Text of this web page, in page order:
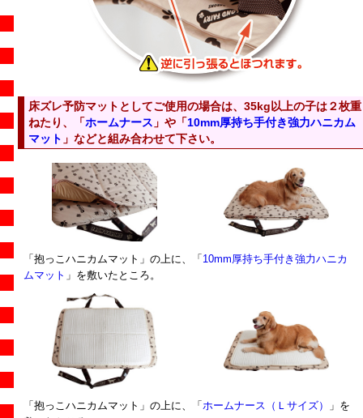
床ズレ予防マットとしてご使用の場合は、35kg以上の子は２枚重
ねたり、「ホームナース 」や「10mm厚持ち手付き強力ハニカム
マット 」などと組み合わせて下さい。
「抱っこハニカムマット」の上に、「 10mm厚持ち手付き強力ハニカ
ムマット 」を敷いたところ。
「抱っこハニカムマット」の上に、「 ホームナース（Ｌサイズ）
」を